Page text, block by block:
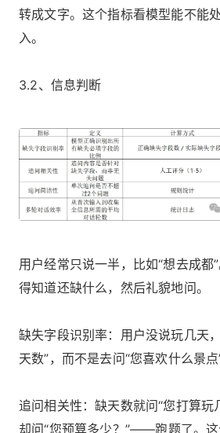
转成文字。这个指标看模型能不能
入。
3.2、信息判断
用户经常只说一半，比如“想去成都
得知道还缺什么，然后礼貌地问。
缺失字段识别率：用户没说玩几天
天数”，而不是去问“您喜欢什么景点”
追问相关性：缺天数就问“您打算玩
却问“您预算多少？”——跑题了。